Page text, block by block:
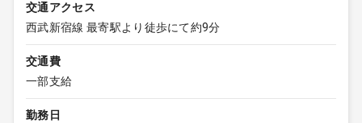
交通アクセス
西武新宿線 最寄駅より徒歩にて約9分
交通費
一部支給
勤務日